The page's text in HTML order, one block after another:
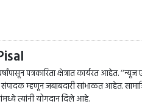
पत्रकारिता क्षेत्रात कार्यरत आहेत.
संपादक म्हणून जबाबदारी सांभाळत आहेत.
त्यांनी योगदान दिले आहे.